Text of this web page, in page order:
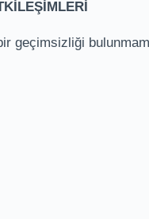
geçimsizliği